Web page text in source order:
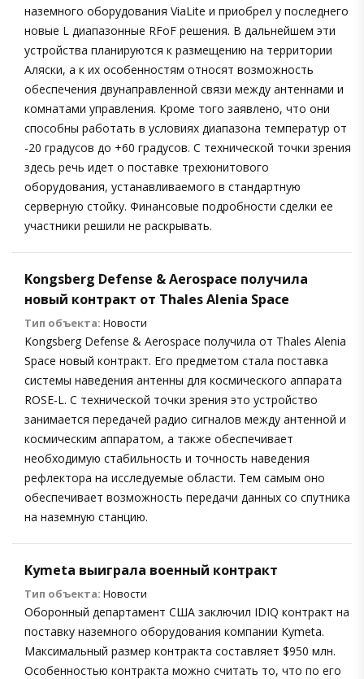
наземного оборудования ViaLite и приобрел у последнего
новые L диапазонные RFoF решения. В дальнейшем эти
устройства планируются к размещению на территории
Аляски, а к их особенностям относят возможность
обеспечения двунаправленной связи между антеннами и
комнатами управления. Кроме того заявлено, что они
способны работать в условиях диапазона температур от
-20 градусов до +60 градусов. С технической точки зрения
здесь речь идет о поставке трехюнитового
оборудования, устанавливаемого в стандартную
серверную стойку. Финансовые подробности сделки ее
участники решили не раскрывать.
Kongsberg Defense & Aerospace получила
новый контракт от Thales Alenia Space
Тип объекта: Новости
Kongsberg Defense & Aerospace получила от Thales Alenia
Space новый контракт. Его предметом стала поставка
системы наведения антенны для космического аппарата
ROSE-L. С технической точки зрения это устройство
занимается передачей радио сигналов между антенной и
космическим аппаратом, а также обеспечивает
необходимую стабильность и точность наведения
рефлектора на исследуемые области. Тем самым оно
обеспечивает возможность передачи данных со спутника
на наземную станцию.
Kymeta выиграла военный контракт
Тип объекта: Новости
Оборонный департамент США заключил IDIQ контракт на
поставку наземного оборудования компании Kymeta.
Максимальный размер контракта составляет $950 млн.
Особенностью контракта можно считать то, что по его